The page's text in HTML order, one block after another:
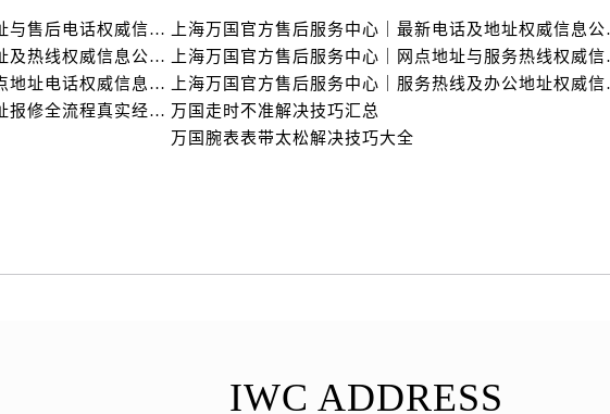
上海万国官方售后服务中心｜详细地址与售后电话权威信息公示（2026年6月最新）
上海万国官
上海万国官方售后服务中心｜网点地址及热线权威信息公示（2026年6月最新）
上海万国官
上海万国官方售后服务中心｜全部网点地址电话权威信息公示（2026年6月最新）
上海万国官
亲身探访万国上海官方售后中心｜地址报修全流程真实经历（2026年6月最新） 万国走时不准解决技巧汇总
万国腕表表带太松解决技巧大全
IWC ADDRESS